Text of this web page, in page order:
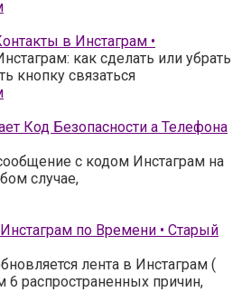
в Инстаграм •
как сделать или убрать
кнопку связаться
Код Безопасности а Телефона
с кодом Инстаграм на
случае,
по Времени • Старый
лента в Инстаграм (
распространенных причин,